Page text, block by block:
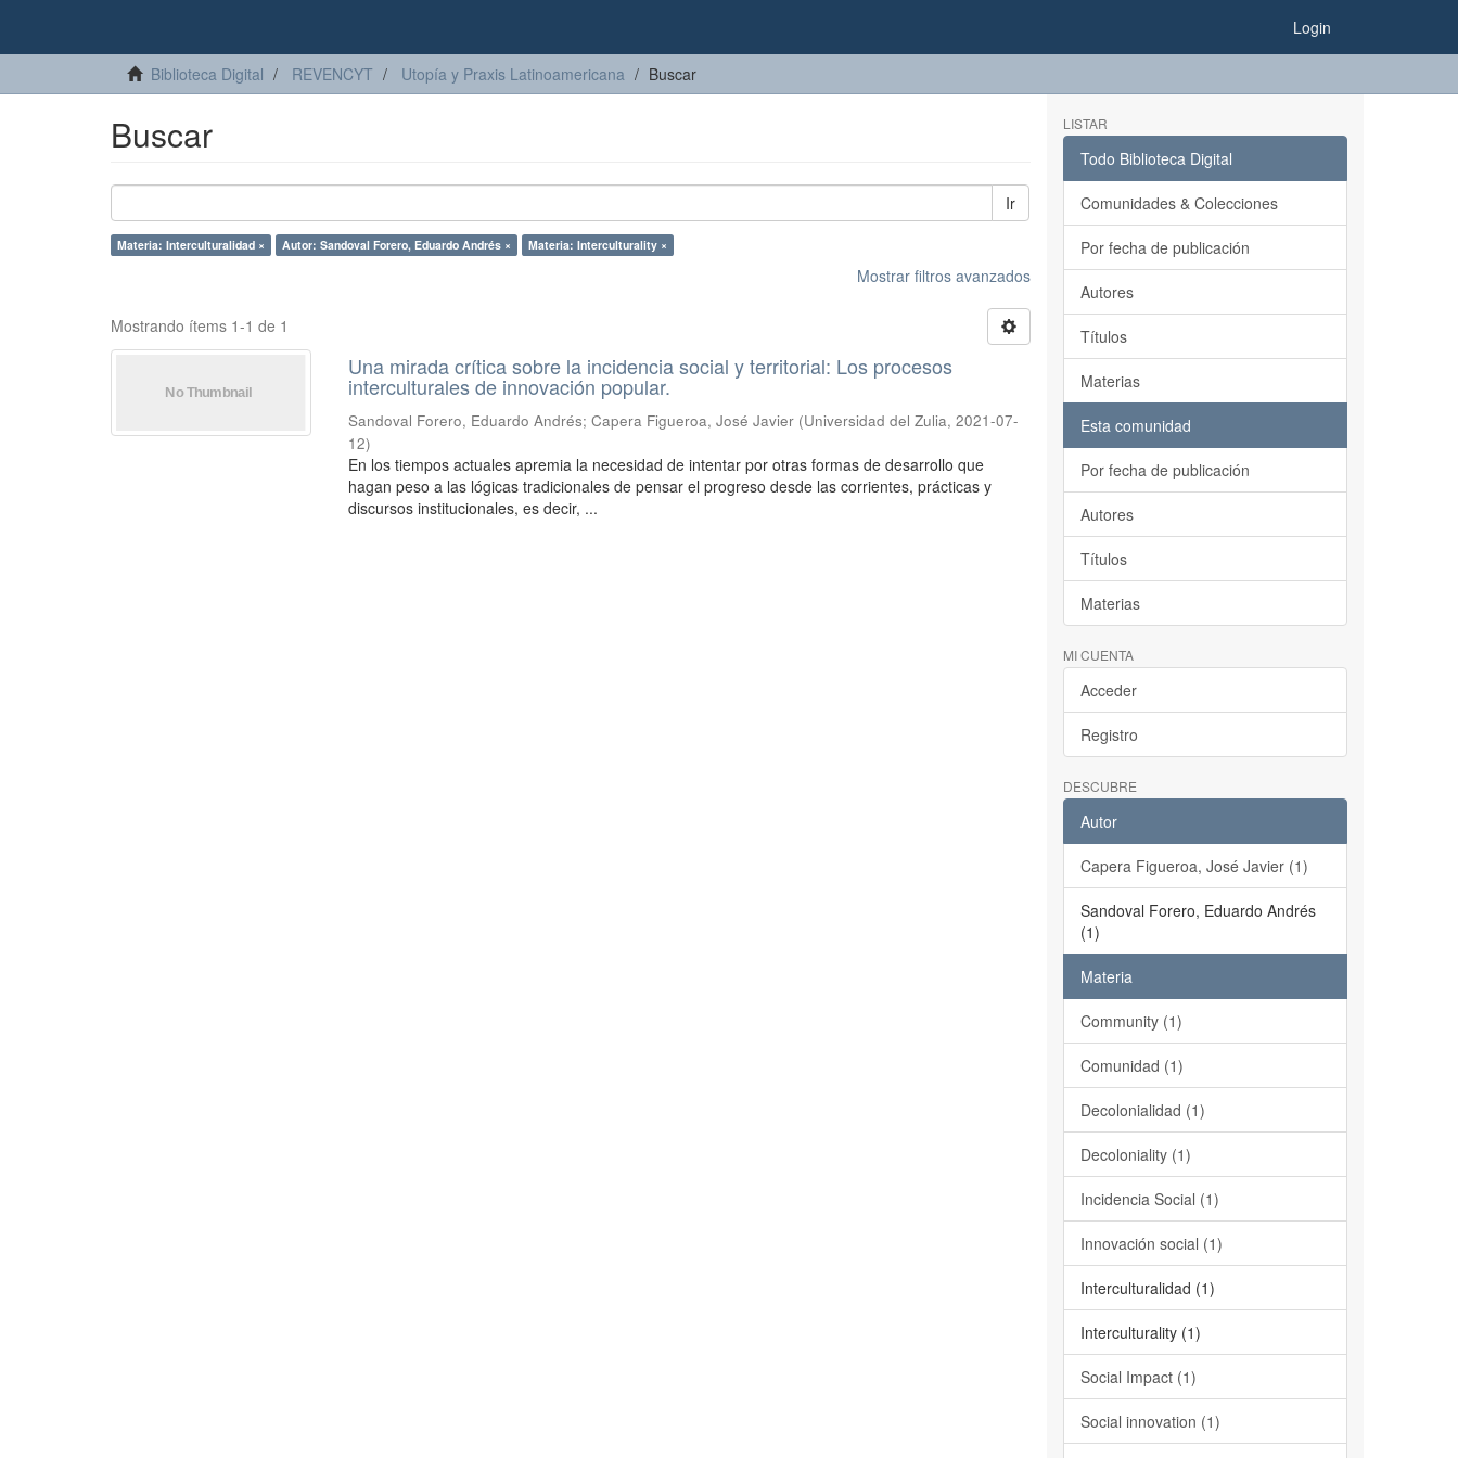
Login
Biblioteca Digital REVENCYT Utopía y Praxis Latinoamericana Buscar
Buscar
Ir
Materia: Interculturalidad × Autor: Sandoval Forero, Eduardo Andrés × Materia: Interculturality ×
Mostrar filtros avanzados
Mostrando ítems 1-1 de 1
Una mirada crítica sobre la incidencia social y territorial: Los procesos
interculturales de innovación popular.
Sandoval Forero, Eduardo Andrés;Capera Figueroa, José Javier (Universidad del Zulia,2021-07-
12)
En los tiempos actuales apremia la necesidad de intentar por otras formas de desarrollo que
hagan peso a las lógicas tradicionales de pensar el progreso desde las corrientes, prácticas y
discursos institucionales, es decir, ...
LISTAR
Todo Biblioteca Digital
Comunidades & Colecciones
Por fecha de publicación
Autores
Títulos
Materias
Esta comunidad
Por fecha de publicación
Autores
Títulos
Materias
MI CUENTA
Acceder
Registro
DESCUBRE
Autor
Capera Figueroa, José Javier (1)
Sandoval Forero, Eduardo Andrés
(1)
Materia
Community (1)
Comunidad (1)
Decolonialidad (1)
Decoloniality (1)
Incidencia Social (1)
Innovación social (1)
Interculturalidad (1)
Interculturality (1)
Social Impact (1)
Social innovation (1)